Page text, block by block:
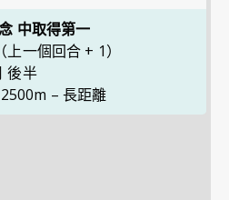
中取得第一
一個回合 + 1）
後半
– 長距離